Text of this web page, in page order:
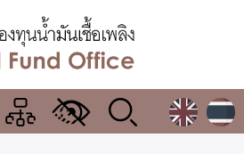
เมนู
เปลี่ยน